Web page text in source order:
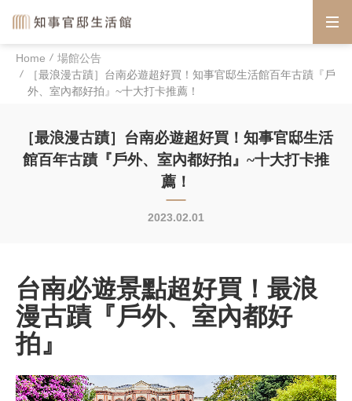
Home
場館公告
［最浪漫古蹟］台南必遊超好買！知事官邸生活館百年古蹟『戶
外、室內都好拍』~十大打卡推薦！
［最浪漫古蹟］台南必遊超好買！知事官邸生活
館百年古蹟『戶外、室內都好拍』~十大打卡推
薦！
2023.02.01
台南必遊景點超好買！最浪
漫古蹟『戶外、室內都好
拍』